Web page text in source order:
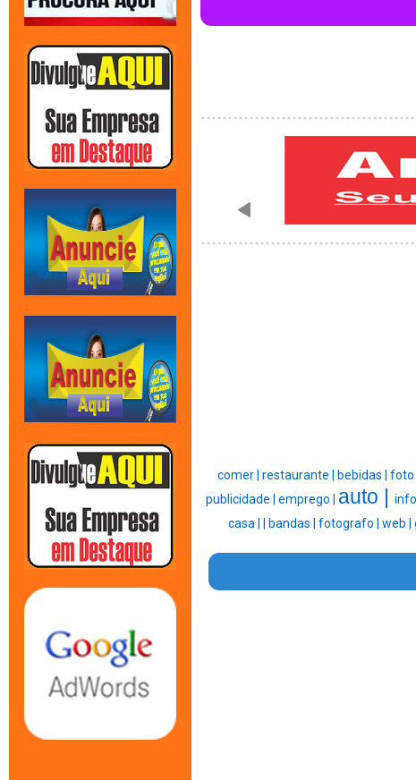
comer | restaurante | bebidas | foto |
publicidade | emprego | auto |
casa |
bandas | fotografo | web |